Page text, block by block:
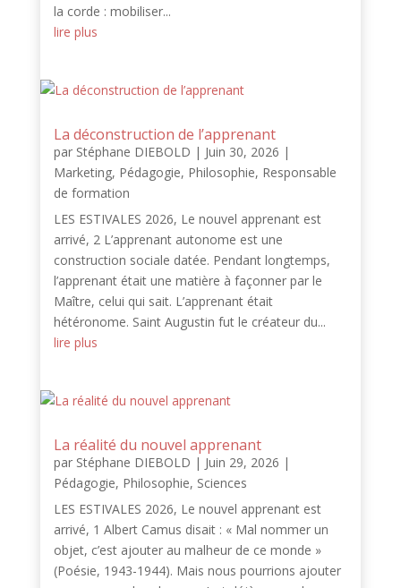
la corde : mobiliser...
lire plus
La déconstruction de l’apprenant
par Stéphane DIEBOLD | Juin 30, 2026 |
Marketing, Pédagogie, Philosophie, Responsable
de formation
LES ESTIVALES 2026, Le nouvel apprenant est
arrivé, 2 L’apprenant autonome est une
construction sociale datée. Pendant longtemps,
l’apprenant était une matière à façonner par le
Maître, celui qui sait. L’apprenant était
hétéronome. Saint Augustin fut le créateur du...
lire plus
La réalité du nouvel apprenant
par Stéphane DIEBOLD | Juin 29, 2026 |
Pédagogie, Philosophie, Sciences
LES ESTIVALES 2026, Le nouvel apprenant est
arrivé, 1 Albert Camus disait : « Mal nommer un
objet, c’est ajouter au malheur de ce monde »
(Poésie, 1943-1944). Mais nous pourrions ajouter